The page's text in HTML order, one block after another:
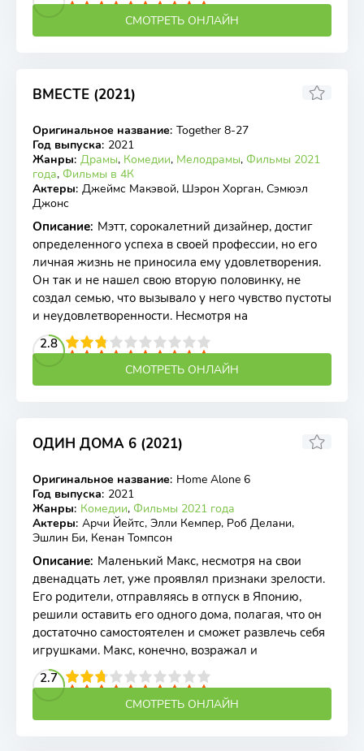
СМОТРЕТЬ ОНЛАЙН
ВМЕСТЕ (2021)
WEB-DL
6.12
Оригинальное название: Together 8-27
Год выпуска: 2021
Жанры: Драмы, Комедии, Мелодрамы, Фильмы 2021
года, Фильмы в 4К
Актеры: Джеймс Макэвой, Шэрон Хорган, Сэмюэл
Джонс
Описание: Мэтт, сорокалетний дизайнер, достиг
определенного успеха в своей профессии, но его
личная жизнь не приносила ему удовлетворения.
Он так и не нашел свою вторую половинку, не
создал семью, что вызывало у него чувство пустоты
и неудовлетворенности. Несмотря на
2.8
4 5 6 7 8 9 10
СМОТРЕТЬ ОНЛАЙН
ОДИН ДОМА 6 (2021)
WEB-DL
2.93 3.6
Оригинальное название: Home Alone 6
Год выпуска: 2021
Жанры: Комедии, Фильмы 2021 года
Актеры: Арчи Йейтс, Элли Кемпер, Роб Делани,
Эшлин Би, Кенан Томпсон
Описание: Маленький Макс, несмотря на свои
двенадцать лет, уже проявлял признаки зрелости.
Его родители, отправляясь в отпуск в Японию,
решили оставить его одного дома, полагая, что он
достаточно самостоятелен и сможет развлечь себя
игрушками. Макс, конечно, возражал и
2.7
4 5 6 7 8 9 10
СМОТРЕТЬ ОНЛАЙН